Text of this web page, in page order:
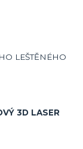
LEŠTĚNÉHO
3D LASER